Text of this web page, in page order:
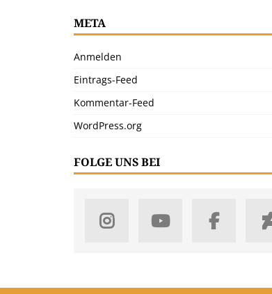
META
Anmelden
Eintrags-Feed
Kommentar-Feed
WordPress.org
FOLGE UNS BEI